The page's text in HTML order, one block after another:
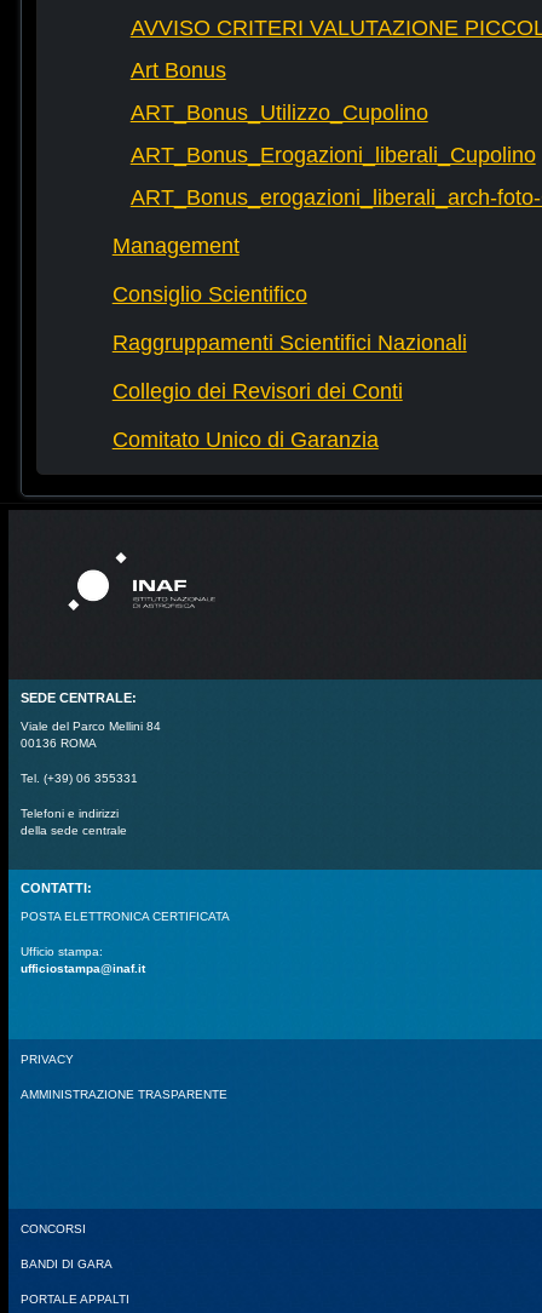
AVVISO CRITERI VALUTAZIONE
Art Bonus
ART_Bonus_Utilizzo_Cupolino
ART_Bonus_Erogazioni_liberali_Cupolino
ART_Bonus_erogazioni_liberali_arch-
Management
Consiglio Scientifico
Raggruppamenti Scientifici Nazionali
Collegio dei Revisori dei Conti
Comitato Unico di Garanzia
SEDE CENTRALE:
Viale del Parco Mellini 84
00136 ROMA
Tel. (+39) 06 355331
Telefoni e indirizzi
della sede centrale
CONTATTI:
POSTA ELETTRONICA CERTIFICATA
Ufficio stampa:
ufficiostampa@inaf.it
PRIVACY
AMMINISTRAZIONE TRASPARENTE
CONCORSI
BANDI DI GARA
PORTALE APPALTI